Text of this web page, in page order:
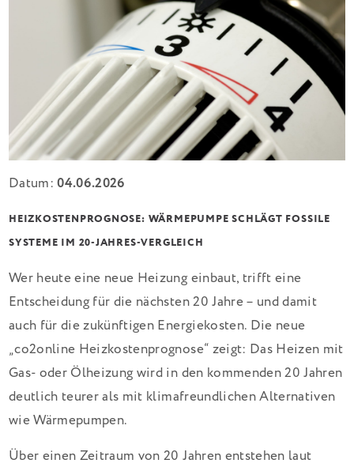
Datum:04.06.2026
HEIZKOSTENPROGNOSE: WÄRMEPUMPE SCHLÄGT FOSSILE
SYSTEME IM 20-JAHRES-VERGLEICH
Wer heute eine neue Heizung einbaut, trifft eine
Entscheidung für die nächsten 20 Jahre – und damit
auch für die zukünftigen Energiekosten. Die neue
„co2online Heizkostenprognose“ zeigt: Das Heizen mit
Gas- oder Ölheizung wird in den kommenden 20 Jahren
deutlich teurer als mit klimafreundlichen Alternativen
wie Wärmepumpen.
Über einen Zeitraum von 20 Jahren entstehen laut